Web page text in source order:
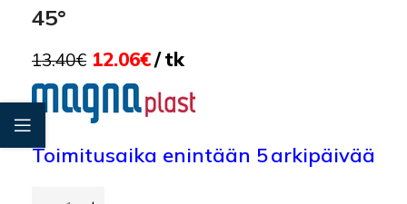
45°
13.40€ 12.06€ tk
Toimitusaika enintään 5 arkipäivää